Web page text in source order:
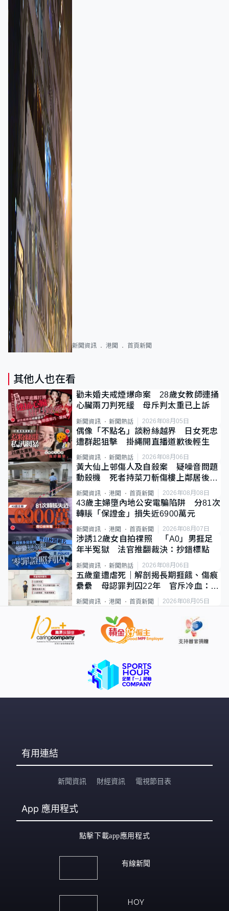
新聞資訊 港聞 首頁新聞
其他人也在看
勸未婚夫戒煙爆命案 28歲女教師連捅
心臟兩刀判死緩 母斥判太重已上訴
新聞資訊 新聞熱話 2026年08月05日
偶像「不點名」談粉絲越界 日女死忠
遭群起狙擊 掛繩開直播道歉後輕生
新聞資訊 新聞熱話 2026年08月06日
黃大仙上邨傷人及自殺案 疑噪音問題
動殺機 死者持菜刀斬傷樓上鄰居後墮
斃
新聞資訊 港聞 首頁新聞 2026年08月08日
43歲主婦墮內地公安電騙陷阱 分81次
轉賬「保證金」損失近6900萬元
新聞資訊 港聞 首頁新聞 2026年08月07日
涉誘12歲女自拍祼照 「A0」男捱足
年半冤獄 法官推翻裁決：抄錯標點
新聞資訊 新聞熱話 2026年08月06日
五歲童遭虐死｜解剖揭長期捱餓、傷痕
纍纍 母認罪判囚22年 官斥冷血：同
類案最惡劣
新聞資訊 港聞 首頁新聞 2026年08月05日
有用連結
新聞資訊 財經資訊 電視節目表
App 應用程式
點擊下載app應用程式
有線新聞
HOY